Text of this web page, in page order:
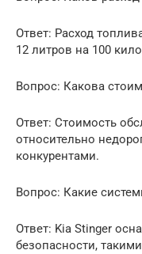
Ответ: Расход
12 литров на 100
Вопрос: Какова
Ответ: Стоимость
относительно
конкурентами.
Вопрос: Какие
Ответ: Kia Stinger
безопасности,